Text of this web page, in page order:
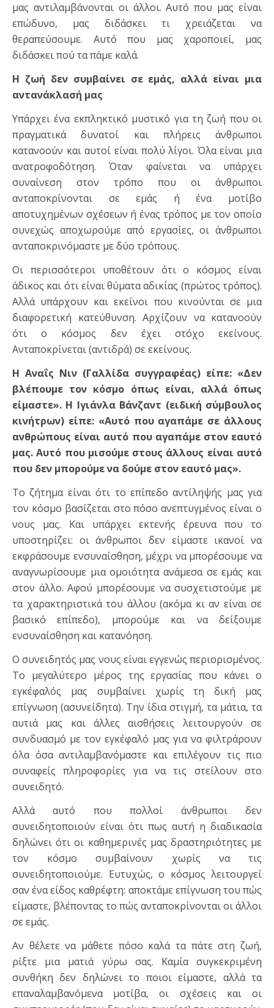
μας αντιλαμβάνονται οι άλλοι. Αυτό που μας είναι
επώδυνο, μας διδάσκει τι χρειάζεται να
θεραπεύσουμε. Αυτό που μας χαροποιεί, μας
διδάσκει πού τα πάμε καλά.
Η ζωή δεν συμβαίνει σε εμάς, αλλά είναι μια
αντανάκλασή μας
Υπάρχει ένα εκπληκτικό μυστικό για τη ζωή που οι
πραγματικά δυνατοί και πλήρεις άνθρωποι
κατανοούν και αυτοί είναι πολύ λίγοι. Όλα είναι μια
ανατροφοδότηση. Όταν φαίνεται να υπάρχει
συναίνεση στον τρόπο που οι άνθρωποι
ανταποκρίνονται σε εμάς ή ένα μοτίβο
αποτυχημένων σχέσεων ή ένας τρόπος με τον οποίο
συνεχώς αποχωρούμε από εργασίες, οι άνθρωποι
ανταποκρινόμαστε με δύο τρόπους.
Οι περισσότεροι υποθέτουν ότι ο κόσμος είναι
άδικος και ότι είναι θύματα αδικίας (πρώτος τρόπος).
Αλλά υπάρχουν και εκείνοι που κινούνται σε μια
διαφορετική κατεύθυνση. Αρχίζουν να κατανοούν
ότι ο κόσμος δεν έχει στόχο εκείνους.
Ανταποκρίνεται (αντιδρά) σε εκείνους.
Η Αναΐς Νιν (Γαλλίδα συγγραφέας) είπε: «Δεν
βλέπουμε τον κόσμο όπως είναι, αλλά όπως
είμαστε». Η Ιγιάνλα Βάνζαντ (ειδική σύμβουλος
κινήτρων) είπε: «Αυτό που αγαπάμε σε άλλους
ανθρώπους είναι αυτό που αγαπάμε στον εαυτό
μας. Αυτό που μισούμε στους άλλους είναι αυτό
που δεν μπορούμε να δούμε στον εαυτό μας».
Το ζήτημα είναι ότι το επίπεδο αντίληψής μας για
τον κόσμο βασίζεται στο πόσο ανεπτυγμένος είναι ο
νους μας. Και υπάρχει εκτενής έρευνα που το
υποστηρίζει: οι άνθρωποι δεν είμαστε ικανοί να
εκφράσουμε ενσυναίσθηση, μέχρι να μπορέσουμε να
αναγνωρίσουμε μια ομοιότητα ανάμεσα σε εμάς και
στον άλλο. Αφού μπορέσουμε να συσχετιστούμε με
τα χαρακτηριστικά του άλλου (ακόμα κι αν είναι σε
βασικό επίπεδο), μπορούμε και να δείξουμε
ενσυναίσθηση και κατανόηση.
Ο συνειδητός μας νους είναι εγγενώς περιορισμένος.
Το μεγαλύτερο μέρος της εργασίας που κάνει ο
εγκέφαλός μας συμβαίνει χωρίς τη δική μας
επίγνωση (ασυνείδητα). Την ίδια στιγμή, τα μάτια, τα
αυτιά μας και άλλες αισθήσεις λειτουργούν σε
συνδυασμό με τον εγκέφαλό μας για να φιλτράρουν
όλα όσα αντιλαμβανόμαστε και επιλέγουν τις πιο
συναφείς πληροφορίες για να τις στείλουν στο
συνειδητό.
Αλλά αυτό που πολλοί άνθρωποι δεν
συνειδητοποιούν είναι ότι πως αυτή η διαδικασία
δηλώνει ότι οι καθημερινές μας δραστηριότητες με
τον κόσμο συμβαίνουν χωρίς να τις
συνειδητοποιούμε. Ευτυχώς, ο κόσμος λειτουργεί
σαν ένα είδος καθρέφτη: αποκτάμε επίγνωση του πώς
είμαστε, βλέποντας το πώς ανταποκρίνονται οι άλλοι
σε εμάς.
Αν θέλετε να μάθετε πόσο καλά τα πάτε στη ζωή,
ρίξτε μια ματιά γύρω σας. Καμία συγκεκριμένη
συνθήκη δεν δηλώνει το ποιοι είμαστε, αλλά τα
επαναλαμβανόμενα μοτίβα, οι σχέσεις και οι